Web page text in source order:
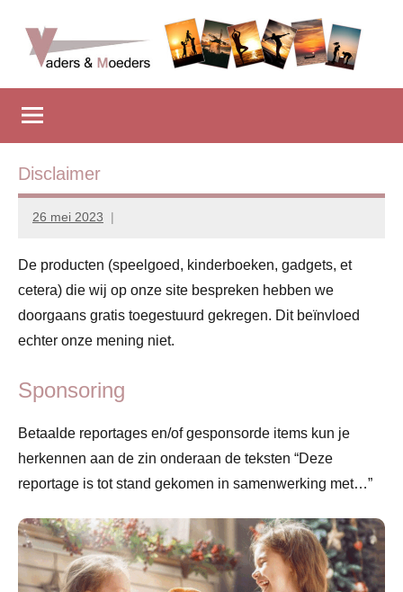
inhoud
springen
Vadersenmoeders
iedereen
wel
eens
hulp
Disclaimer
26 mei 2023
vadersenmoeders
De producten (speelgoed, kinderboeken, gadgets, et
cetera) die wij op onze site bespreken hebben we
doorgaans gratis toegestuurd gekregen. Dit beïnvloed
echter onze mening niet.
Sponsoring
Betaalde reportages en/of gesponsorde items kun je
herkennen aan de zin onderaan de teksten “Deze
reportage is tot stand gekomen in samenwerking met…”